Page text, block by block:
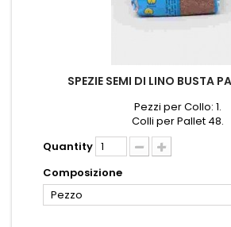
SPEZIE SEMI DI LINO BUSTA
Pezzi per Collo: 1.
Colli per Pallet 48.
Quantity
Composizione
Pezzo